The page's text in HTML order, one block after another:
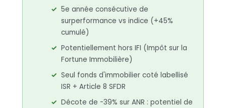
5e année consécutive de
surperformance vs indice (+45%
cumulé)
Potentiellement hors IFI (Impôt sur la
Fortune Immobilière)
Seul fonds d'immobilier coté labellisé
ISR + Article 8 SFDR
Décote de -39% sur ANR : potentiel de